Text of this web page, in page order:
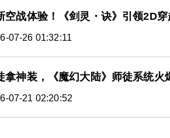
空战体验！《剑灵・诀》引领2D
07-26 01:32:11
拿神装，《魔幻大陆》师徒系统火
07-21 02:20:52